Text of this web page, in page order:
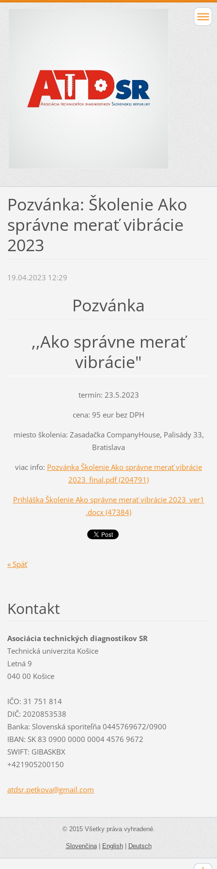
Pozvánka: Školenie Ako
správne merať vibrácie
2023
19.04.2023 12:29
Pozvánka
,,Ako správne merať
vibrácie"
termín: 23.5.2023
cena: 95 eur bez DPH
miesto školenia: Zasadačka CompanyHouse, Palisády 33,
Bratislava
viac info: Pozvánka Školenie Ako správne merať vibrácie
2023_final.pdf (204791)
Prihláška Školenie Ako správne merať vibrácie 2023_ver1
.docx (47384)
« Späť
Kontakt
Asociácia technických diagnostikov SR
Technická univerzita Košice
Letná 9
040 00 Košice
IČO: 31 751 814
DIČ: 2020853538
Banka: Slovenská sporiteľňa 0445769672/0900
IBAN: SK 83 0900 0000 0004 4576 9672
SWIFT: GIBASKBX
+421905200150
atdsr.petkova@gmail.com
© 2015 Všetky práva vyhradené.
Slovenčina|English|Deutsch